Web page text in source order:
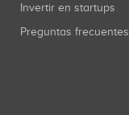
Invertir en startups
Preguntas frecuentes